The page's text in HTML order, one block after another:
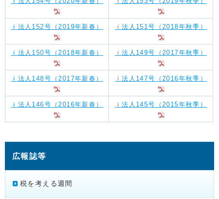
ｉ法人152号（2019年新春） ｉ法人151号（2018年秋季）
ｉ法人150号（2018年新春） ｉ法人149号（2017年秋季）
ｉ法人148号（2017年新春） ｉ法人147号（2016年秋季）
ｉ法人146号（2016年新春） ｉ法人145号（2015年秋季）
広報誌等
税を考える週間